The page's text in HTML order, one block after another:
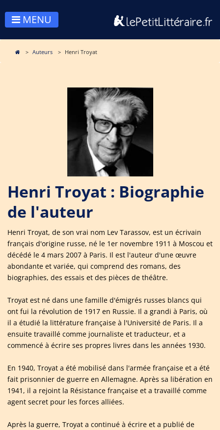
MENU
Auteurs Henri Troyat
Henri Troyat : Biographie
de l'auteur
Henri Troyat, de son vrai nom Lev Tarassov, est un écrivain
français d'origine russe, né le 1er novembre 1911 à Moscou et
décédé le 4 mars 2007 à Paris. Il est l'auteur d'une œuvre
abondante et variée, qui comprend des romans, des
biographies, des essais et des pièces de théâtre.
Troyat est né dans une famille d'émigrés russes blancs qui
ont fui la révolution de 1917 en Russie. Il a grandi à Paris, où
il a étudié la littérature française à l'Université de Paris. Il a
ensuite travaillé comme journaliste et traducteur, et a
commencé à écrire ses propres livres dans les années 1930.
En 1940, Troyat a été mobilisé dans l'armée française et a été
fait prisonnier de guerre en Allemagne. Après sa libération en
1941, il a rejoint la Résistance française et a travaillé comme
agent secret pour les forces alliées.
Après la guerre, Troyat a continué à écrire et a publié de